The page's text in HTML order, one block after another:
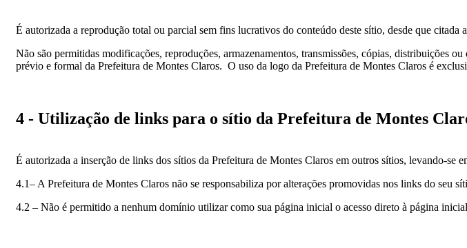
É autorizada a reprodução total ou parcial sem fins lucrativos do conteúdo deste sítio, desde que
Não são permitidas modificações, reproduções, armazenamentos, transmissões, cópias, distribuições
prévio e formal da Prefeitura de Montes Claros. O uso da logo da Prefeitura de Montes Claros é
4 - Utilização de links para o sítio da Prefeitura de Montes
É autorizada a inserção de links dos sítios da Prefeitura de Montes Claros em outros sítios, levando-se
4.1– A Prefeitura de Montes Claros não se responsabiliza por alterações promovidas nos links do seu
4.2 – Não é permitido a nenhum domínio utilizar como sua página inicial o acesso direto à página